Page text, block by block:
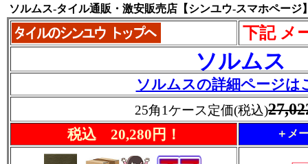
ソルムス-タイル通販・激安販売店【シンユウ-スマホページ
下記 メ
ソルムス
ソルムスの詳細ページは
25角1ケース定価(税込)
税込 20,280円！ ＋メ